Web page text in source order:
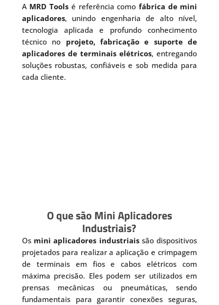
A MRD Tools é referência como fábrica de mini
aplicadores, unindo engenharia de alto nível,
tecnologia aplicada e profundo conhecimento
técnico no projeto, fabricação e suporte de
aplicadores de terminais elétricos, entregando
soluções robustas, confiáveis e sob medida para
cada cliente.
O que são Mini Aplicadores
Industriais?
Os mini aplicadores industriaissão dispositivos
projetados para realizar a aplicação e crimpagem
de terminais em fios e cabos elétricos com
máxima precisão. Eles podem ser utilizados em
prensas mecânicas ou pneumáticas, sendo
fundamentais para garantir conexões seguras,